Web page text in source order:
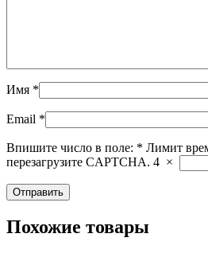
Имя *
Email *
Впишите число в поле: * Лимит
перезагрузите CAPTCHA. 4 ×
Похожие товары